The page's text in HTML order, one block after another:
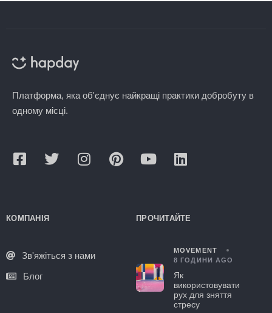
Платформа, яка об'єднує найкращі практики добробуту в
одному місці.
КОМПАНІЯ
Зв'яжіться з нами
Блог
ПРОЧИТАЙТЕ
MOVEMENT
8 ГОДИНИ AGO
Як
використовувати
рух для зняття
стресу